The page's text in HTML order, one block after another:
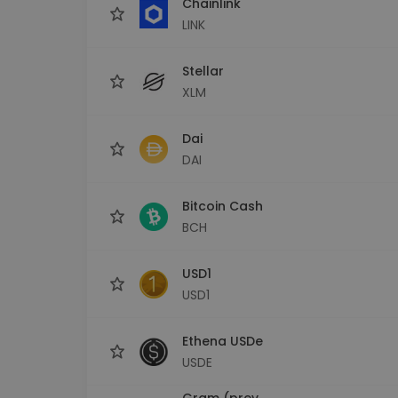
LINK
Stellar
XLM
Dai
DAI
Bitcoin Cash
BCH
USD1
USD1
Ethena USDe
USDE